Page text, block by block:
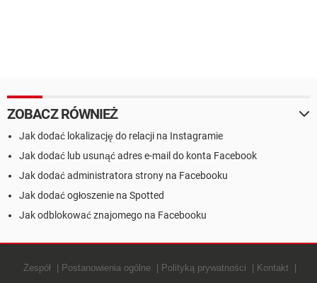
ZOBACZ RÓWNIEŻ
Jak dodać lokalizację do relacji na Instagramie
Jak dodać lub usunąć adres e-mail do konta Facebook
Jak dodać administratora strony na Facebooku
Jak dodać ogłoszenie na Spotted
Jak odblokować znajomego na Facebooku
Zespół Postanowienia ogólne Polityką prywatności
Kontakt